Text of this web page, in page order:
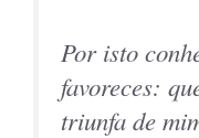
Por isto
favoreces:
triunfa de